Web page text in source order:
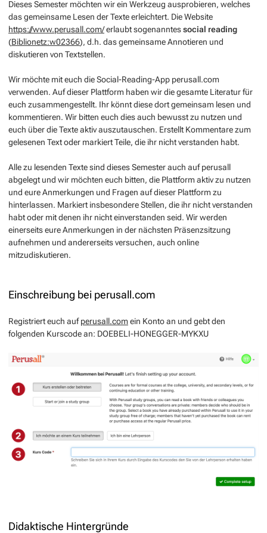
Dieses Semester möchten wir ein Werkzeug ausprobieren, welches
das gemeinsame Lesen der Texte erleichtert. Die Website
https://www.perusall.com/erlaubt sogenanntessocial reading
(Biblionetz:w02366), d.h. das gemeinsame Annotieren und
diskutieren von Textstellen.
Wir möchte mit euch die Social-Reading-App perusall.com
verwenden. Auf dieser Plattform haben wir die gesamte Literatur für
euch zusammengestellt. Ihr könnt diese dort gemeinsam lesen und
kommentieren. Wir bitten euch dies auch bewusst zu nutzen und
euch über die Texte aktiv auszutauschen. Erstellt Kommentare zum
gelesenen Text oder markiert Teile, die ihr nicht verstanden habt.
Alle zu lesenden Texte sind dieses Semester auch auf perusall
abgelegt und wir möchten euch bitten, die Plattform aktiv zu nutzen
und eure Anmerkungen und Fragen auf dieser Plattform zu
hinterlassen. Markiert insbesondere Stellen, die ihr nicht verstanden
habt oder mit denen ihr nicht einverstanden seid. Wir werden
einerseits eure Anmerkungen in der nächsten Präsenzsitzung
aufnehmen und andererseits versuchen, auch online
mitzudiskutieren.
Einschreibung bei perusall.com
Registriert euch aufperusall.com ein Konto an und gebt den
folgenden Kurscode an: DOEBELI-HONEGGER-MYKXU
Didaktische Hintergründe